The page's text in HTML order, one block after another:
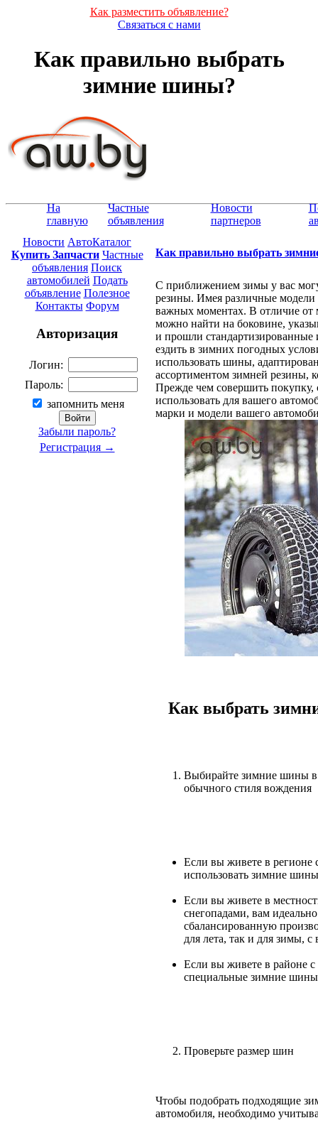
Как разместить объявление?
Связаться с нами
Как правильно выбрать
зимние шины?
На
главную
Частные
объявления
Новости
партнеров
Новости АвтоКаталог
Купить Запчасти Частные
объявления Поиск
автомобилей Подать
объявление Полезное
Контакты Форум
Авторизация
Логин:
Пароль:
запомнить меня
Забыли пароль?
Регистрация →
Как правильно выбрать
С приближением зимы у вас
резины. Имея различные
важных моментах. В отличие от
можно найти на боковине,
и прошли стандартизированные
ездить в зимних погодных
использовать шины,
ассортиментом зимней резины,
Прежде чем совершить покупку,
использовать для вашего
марки и модели вашего
Как выбрать
Выбирайте зимние шины в
обычного стиля вождения
Если вы живете в регионе
использовать зимние
Если вы живете в
снегопадами, вам
сбалансированную
для лета, так и для зимы,
Если вы живете в районе
специальные зимние
Проверьте размер шин
Чтобы подобрать подходящие
автомобиля, необходимо